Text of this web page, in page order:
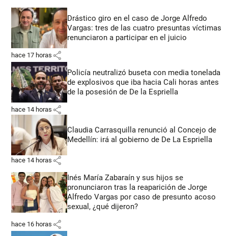
Drástico giro en el caso de Jorge Alfredo
Vargas: tres de las cuatro presuntas víctimas
renunciaron a participar en el juicio
hace 17 horas share
Policía neutralizó buseta con media tonelada
de explosivos que iba hacia Cali horas antes
de la posesión de De la Espriella
hace 14 horas share
Claudia Carrasquilla renunció al Concejo de
Medellín: irá al gobierno de De La Espriella
hace 14 horas share
Inés María Zabaraín y sus hijos se
pronunciaron tras la reaparición de Jorge
Alfredo Vargas por caso de presunto acoso
sexual, ¿qué dijeron?
hace 16 horas share